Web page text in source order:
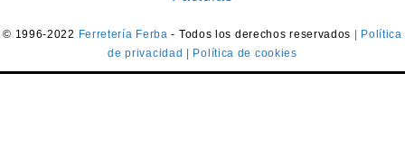
© 1996-2022 Ferretería Ferba- Todos los derechos reservados
| Política
de privacidad
| Política de cookies